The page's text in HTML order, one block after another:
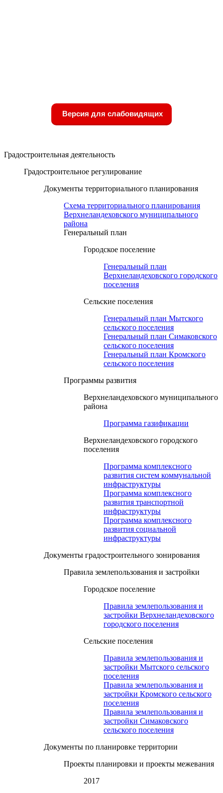
Версия для слабовидящих
Градостроительная деятельность
Градостроительное регулирование
Документы территориального планирования
Схема территориального планирования
Верхнеландеховского муниципального
района
Генеральный план
Городское поселение
Генеральный план
Верхнеландеховского городского
поселения
Сельские поселения
Генеральный план Мытского
сельского поселения
Генеральный план Симаковского
сельского поселения
Генеральный план Кромского
сельского поселения
Программы развития
Верхнеландеховского муниципального
района
Программа газификации
Верхнеландеховского городского
поселения
Программа комплексного
развития систем коммунальной
инфраструктуры
Программа комплексного
развития транспортной
инфраструктуры
Программа комплексного
развития социальной
инфраструктуры
Документы градостроительного зонирования
Правила землепользования и застройки
Городское поселение
Правила землепользования и
застройки Верхнеландеховского
городского поселения
Сельские поселения
Правила землепользования и
застройки Мытского сельского
поселения
Правила землепользования и
застройки Кромского сельского
поселения
Правила землепользования и
застройки Симаковского
сельского поселения
Документы по планировке территории
Проекты планировки и проекты межевания
2017